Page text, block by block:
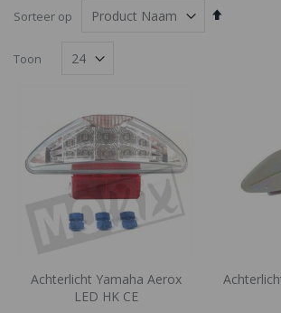
Sorteer op
Van
Toon
Achterlicht Yamaha Aerox
LED HK CE